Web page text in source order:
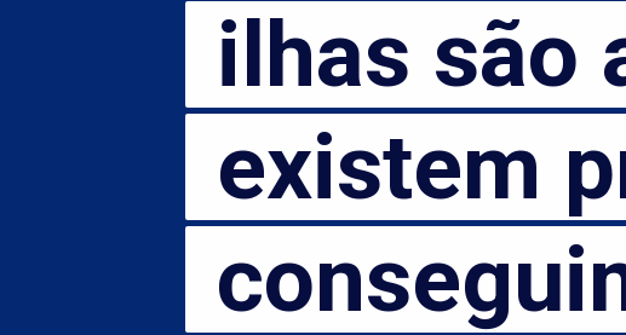
ilhas são
existem
ilhas são
existem